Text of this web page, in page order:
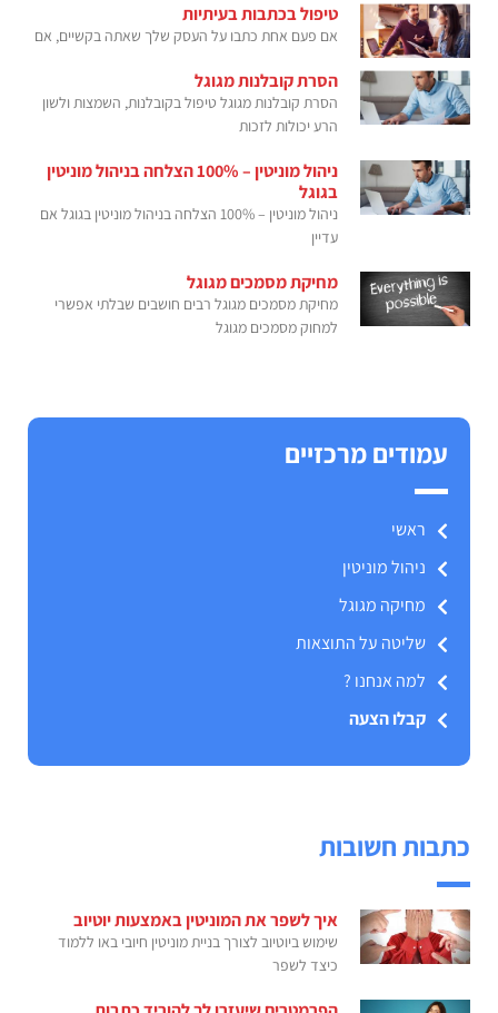
טיפול בכתבות בעיתיות
אם פעם אחת כתבו על העסק שלך שאתה בקשיים, אם
הסרת קובלנות מגוגל
הסרת קובלנות מגוגל טיפול בקובלנות, השמצות ולשון
הרע יכולות לזכות
ניהול מוניטין – 100% הצלחה בניהול מוניטין
בגוגל
ניהול מוניטין – 100% הצלחה בניהול מוניטין בגוגל אם
עדיין
מחיקת מסמכים מגוגל
מחיקת מסמכים מגוגל רבים חושבים שבלתי אפשרי
למחוק מסמכים מגוגל
עמודים מרכזיים
ראשי
ניהול מוניטין
מחיקה מגוגל
שליטה על התוצאות
למה אנחנו ?
קבלו הצעה
כתבות חשובות
איך לשפר את המוניטין באמצעות יוטיוב
שימוש ביוטיוב לצורך בניית מוניטין חיובי באו ללמוד
כיצד לשפר